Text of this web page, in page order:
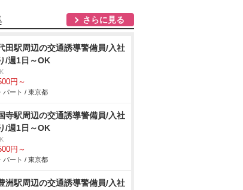
さらに見る
田駅周辺の交通誘導警備員/入社
/週1日～OK
円～
パート / 東京都
寺駅周辺の交通誘導警備員/入社
/週1日～OK
円～
パート / 東京都
洲駅周辺の交通誘導警備員/入社